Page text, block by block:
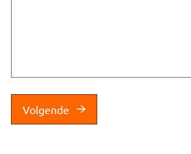
Volgende